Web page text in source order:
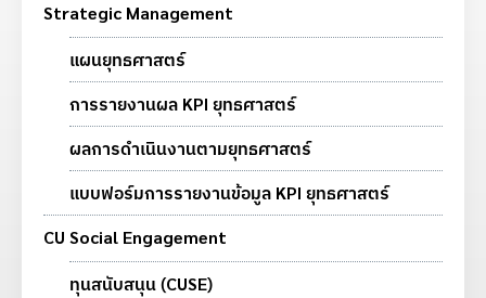
Strategic Management
แผนยุทธศาสตร์
การรายงานผล KPI ยุทธศาสตร์
ผลการดำเนินงานตามยุทธศาสตร์
แบบฟอร์มการรายงานข้อมูล KPI ยุทธศาสตร์
CU Social Engagement
ทุนสนับสนุน (CUSE)